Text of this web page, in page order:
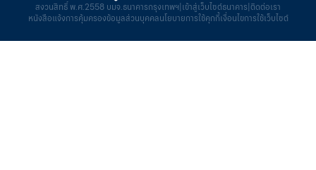
สงวนสิทธิ์ พ.ศ.2558 บมจ.ธนาคารกรุงเทพฯ เข้าสู่เว็บไซต์ธนาคาร ติดต่อเรา
หนังสือแจ้งการคุ้มครองข้อมูลส่วนบุคคลนโยบายการใช้คุกกี้เงื่อนไขการใช้เว็บไซต์